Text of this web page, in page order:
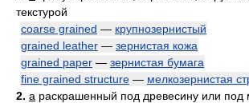
текстурой
coarse grained — крупнозернистый
grained leather — зернистая кожа
grained paper — зернистая бумага
fine grained structure — мелкозернистая
2. a раскрашенный под древесину или